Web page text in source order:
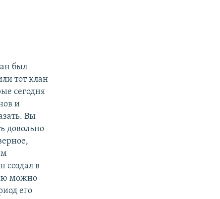
был
тот клан
сегодня
и
Вы
довольно
создал в
можно
его